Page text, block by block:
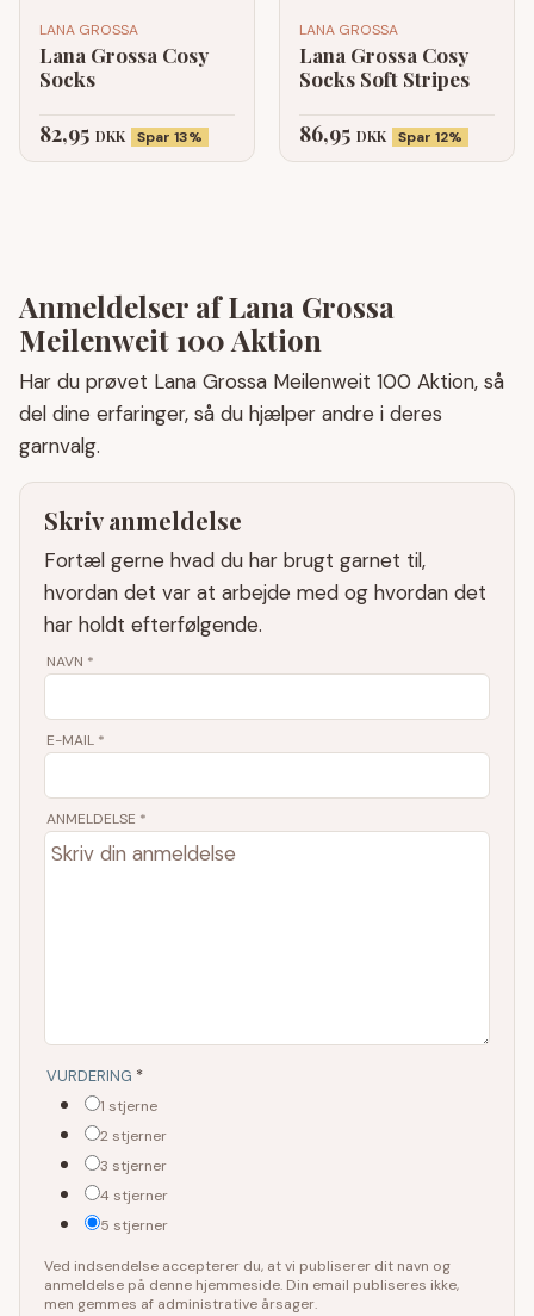
LANA GROSSA
Lana Grossa Cosy
Socks
82,95 DKK Spar 13%
LANA GROSSA
Lana Grossa Cosy
Socks Soft Stripes
86,95 DKK Spar 12%
Anmeldelser af Lana Grossa
Meilenweit 100 Aktion
Har du prøvet Lana Grossa Meilenweit 100 Aktion, så
del dine erfaringer, så du hjælper andre i deres
garnvalg.
Skriv anmeldelse
Fortæl gerne hvad du har brugt garnet til,
hvordan det var at arbejde med og hvordan det
har holdt efterfølgende.
NAVN *
E-MAIL *
ANMELDELSE *
VURDERING *
1 stjerne
2 stjerner
3 stjerner
4 stjerner
5 stjerner
Ved indsendelse accepterer du, at vi publiserer dit navn og
anmeldelse på denne hjemmeside. Din email publiseres ikke,
men gemmes af administrative årsager.